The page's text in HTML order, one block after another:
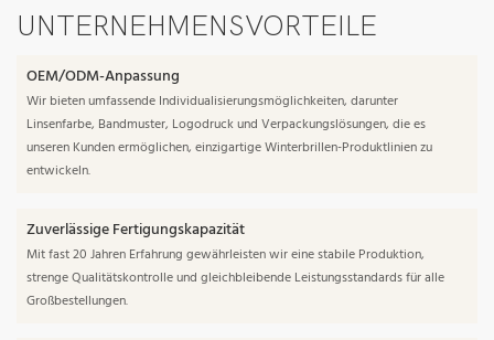
UNTERNEHMENSVORTEILE
OEM/ODM-Anpassung
Wir bieten umfassende Individualisierungsmöglichkeiten, darunter
Linsenfarbe, Bandmuster, Logodruck und Verpackungslösungen, die es
unseren Kunden ermöglichen, einzigartige Winterbrillen-Produktlinien zu
entwickeln.
Zuverlässige Fertigungskapazität
Mit fast 20 Jahren Erfahrung gewährleisten wir eine stabile Produktion,
strenge Qualitätskontrolle und gleichbleibende Leistungsstandards für alle
Großbestellungen.